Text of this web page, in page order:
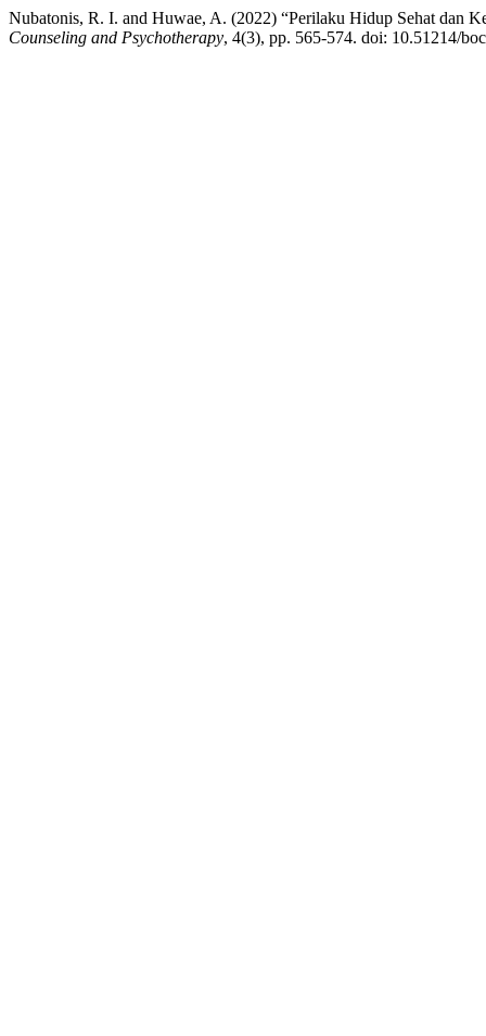
Nubatonis, R. I. and Huwae, A. (2022) “Perilaku Hidup Sehat dan
Counseling and Psychotherapy, 4(3), pp. 565-574. doi: 10.51214/